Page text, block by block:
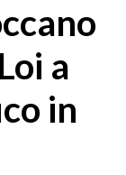
a
in